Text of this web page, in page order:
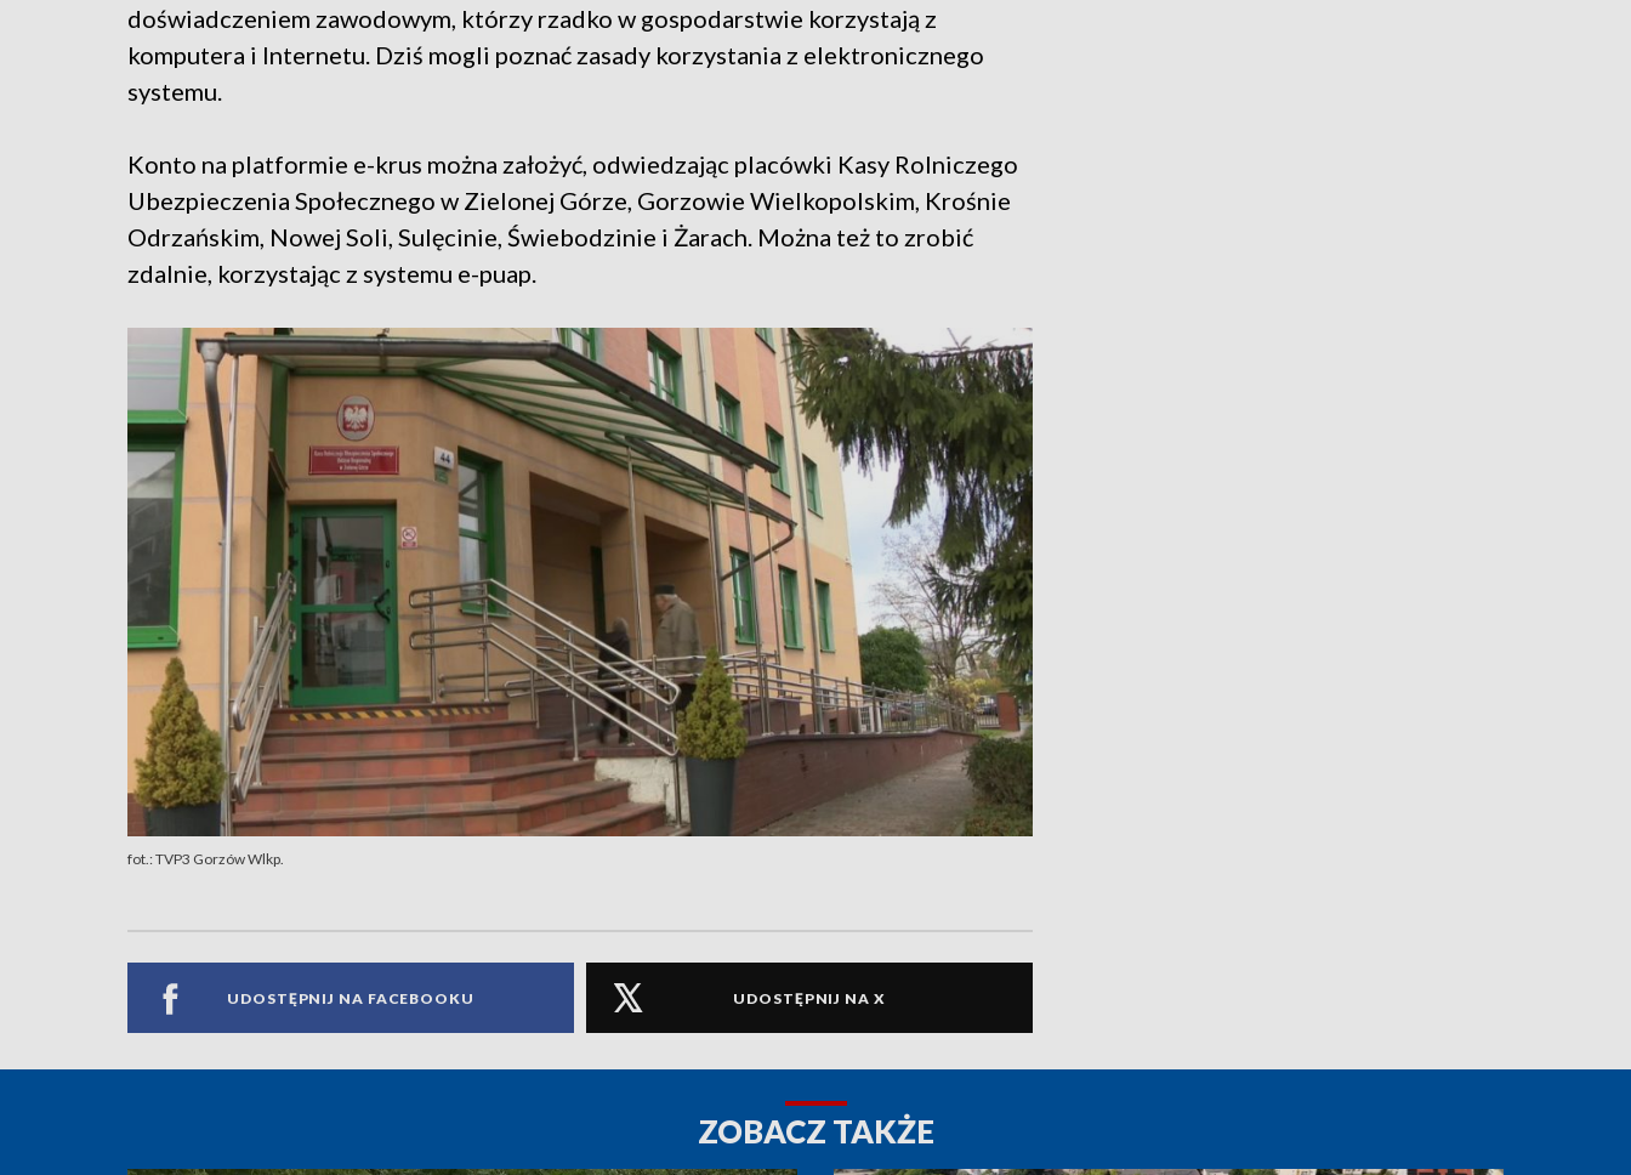
doświadczeniem zawodowym, którzy rzadko w gospodarstwie korzystają z
komputera i Internetu. Dziś mogli poznać zasady korzystania z elektronicznego
systemu.
Konto na platformie e-krus można założyć, odwiedzając placówki Kasy Rolniczego
Ubezpieczenia Społecznego w Zielonej Górze, Gorzowie Wielkopolskim, Krośnie
Odrzańskim, Nowej Soli, Sulęcinie, Świebodzinie i Żarach. Można też to zrobić
zdalnie, korzystając z systemu e-puap.
fot.: TVP3 Gorzów Wlkp.
UDOSTĘPNIJ NA FACEBOOKU UDOSTĘPNIJ NA X
ZOBACZ TAKŻE